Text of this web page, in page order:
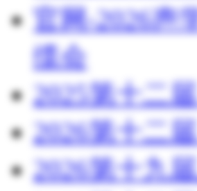
官网-2026声
缆会
2025第十二
2026第十二
2026第十九